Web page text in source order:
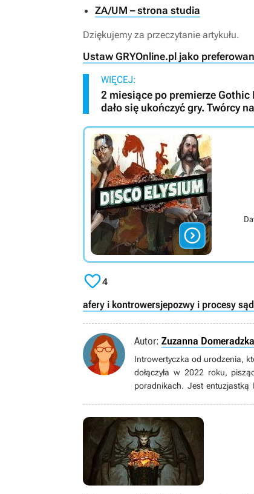
ZA/UM – strona studia
Dziękujemy za przeczytanie artykułu.
Ustaw GRYOnline.pl jako
WIĘCEJ:
2 miesiące po premierze Gothic
dało się ukończyć gry. Twórcy

4
afery i kontrowersjepozwy i procesy
Autor: Zuzanna Domeradzka
Introwertyczka od urodzenia,
dołączyła w 2022 roku,
poradnikach. Jest entuzjastką
(ewentualnie platynując kolejne